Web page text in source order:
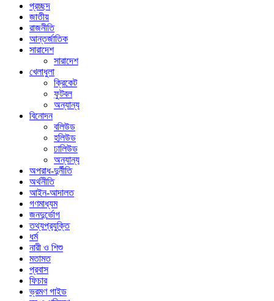
প্রচ্ছদ
জাতীয়
রাজনীতি
আন্তর্জাতিক
সারাদেশ
সারাদেশ
খেলাধুলা
ক্রিকেট
ফুটবল
অন্যান্য
বিনোদন
বলিউড
হলিউড
ঢালিউড
অন্যান্য
অপরাধ-দুর্নীতি
অর্থনীতি
আইন-আদালত
গণমাধ্যম
জনদুর্ভোগ
তথ্যপ্রযুক্তি
ধর্ম
নারী ও শিশু
মতামত
প্রবাস
ফিচার
ভ্রমণ গাইড